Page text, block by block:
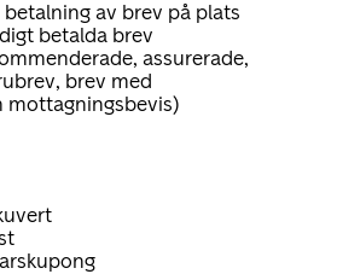
av brev på plats
betalda brev
assurerade,
brev med
mottagningsbevis)